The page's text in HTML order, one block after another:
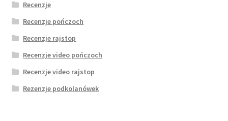
Recenzje
Recenzje pończoch
Recenzje rajstop
Recenzje video pończoch
Recenzje video rajstop
Rezenzje podkolanówek